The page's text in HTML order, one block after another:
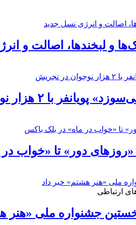
و لبخندها، اصالت و
۲ هزار نوجوان در تجریش
دور» تا «خواب
ارتباطی
نخستین جشنواره ملی «هنر